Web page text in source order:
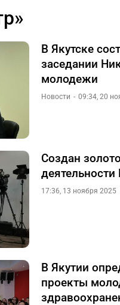
В Якутске
заседании
молодежи
Новости 09:34, 20
Создан
17:36, 13 ноября 2025
В Якутии
проекты